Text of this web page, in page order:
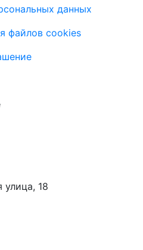
данных
файлов cookies
улица, 18